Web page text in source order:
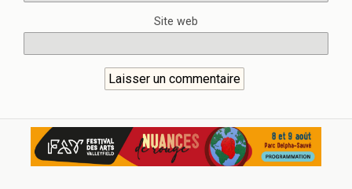
Site web